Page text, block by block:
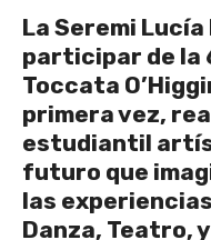
La Seremi
participar de la
Toccata
primera vez,
estudiantil
futuro que
las
Danza, Teatro,